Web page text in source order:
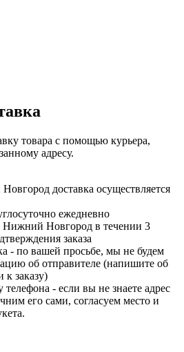
товара с помощью курьера,
адресу.
доставка осуществляется
ежедневно
Нижний Новгород в течении 3
заказа
- по вашей просьбе, мы не будем
об отправителе (напишите об
к заказу)
телефона - если вы не знаете адрес
его сами, согласуем место и